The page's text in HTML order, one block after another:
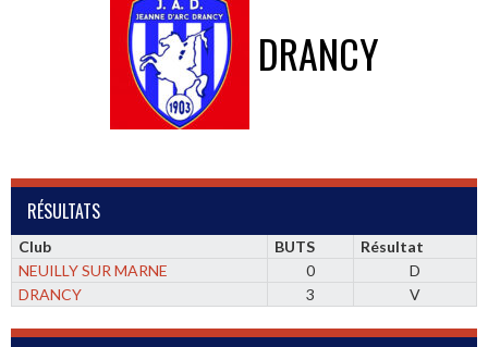
DRANCY
RÉSULTATS
Club BUTS
Résultat
NEUILLY SUR MARNE
0
D
DRANCY
3 V